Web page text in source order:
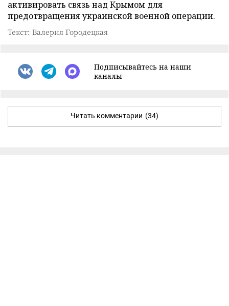
активировать связь над Крымом для
предотвращения украинской военной операции.
Текст: Валерия Городецкая
Подписывайтесь на наши
каналы
Читать комментарии (34)